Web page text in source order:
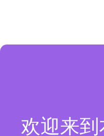
欢迎来